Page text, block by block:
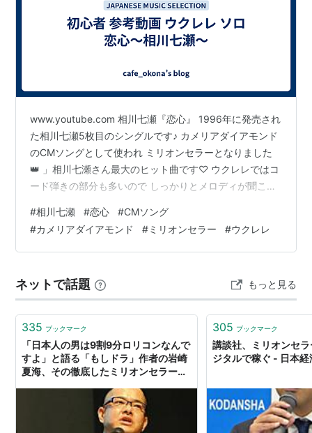
「およげ！たいやきくん」
「女のみち」
「だんご3兄弟」
「君がいるだけで」
「Tomorrow never knows」
「Oh! Yeah!／ラブ・ストーリーは突然に」
「世界に一つだけの花（シングル・ヴァージョ
ン）」
「LOVE LOVE LOVE／嵐が来る」
「Automatic」
「涙のキッス」
「CAN YOU CELEBRATE？」
「ゆずれない願い」
「White Love」
「桜坂」
「青春アミーゴ」
「Real Face」
www.youtube.com 相川七瀬『恋心』 1996年に発売され
た相川七瀬5枚目のシングルです♪ カメリアダイアモンド
のCMソングとして使われ ミリオンセラーとなりました
👑 」相川七瀬さん最大のヒット曲です♡ ウクレレではコ
ード弾きの部分も多いので しっかりとメロディが聞こえ
と思います🎶
#相川七瀬 #恋心 #CMソング
#カメリアダイアモンド #ミリオンセラー #ウクレレ
ネットで話題 もっと見る
335 ブックマーク
「日本人の男は9割9分ロリコンなんで
すよ」と語る「もしドラ」作者の岩崎
夏海、その徹底したミリオンセラーを
305 ブックマーク
講談社、ミリオンセ
ジタルで稼ぐ - 日本経